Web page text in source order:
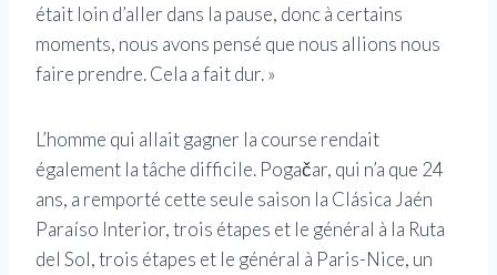
était loin d’aller dans la pause, donc à certains
moments, nous avons pensé que nous allions nous
faire prendre. Cela a fait dur. »
L’homme qui allait gagner la course rendait
également la tâche difficile. Pogačar, qui n’a que 24
ans, a remporté cette seule saison la Clásica Jaén
Paraíso Interior, trois étapes et le général à la Ruta
del Sol, trois étapes et le général à Paris-Nice, un